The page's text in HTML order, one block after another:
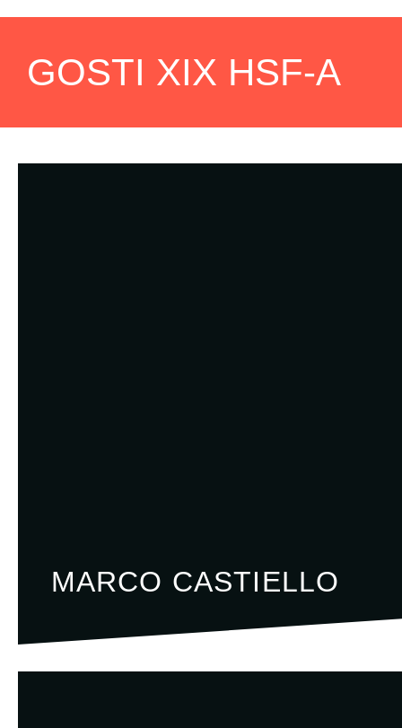
GOSTI XIX HSF-A
MARCO CASTIELLO